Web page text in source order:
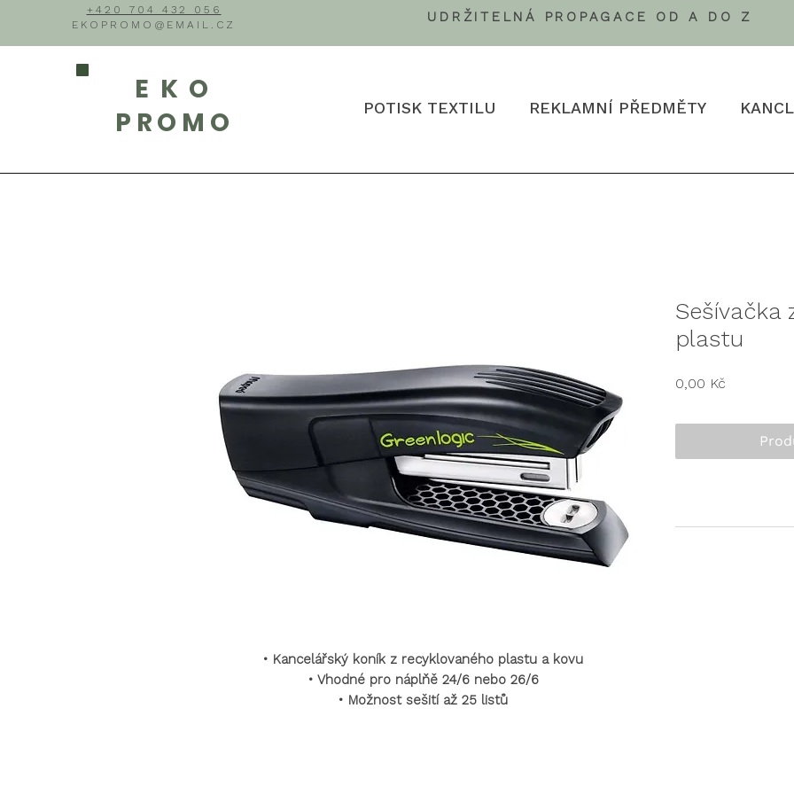
+420 704 432 056
EKOPROMO@EMAIL.CZ
UDRŽITELNÁ PROPAGACE OD A DO Z
EKO
PROMO
POTISK TEXTILU REKLAMNÍ PŘEDMĚTY
• Kancelářský koník z recyklovaného plastu a kovu
• Vhodné pro náplňě 24/6 nebo 26/6
• Možnost sešití až 25 listů
Sešívačka
plastu
0,00 Kč